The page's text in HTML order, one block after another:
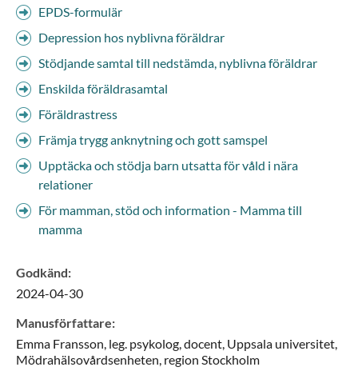
EPDS-formulär
Depression hos nyblivna föräldrar
Stödjande samtal till nedstämda, nyblivna föräldrar
Enskilda föräldrasamtal
Föräldrastress
Främja trygg anknytning och gott samspel
Upptäcka och stödja barn utsatta för våld i nära
relationer
För mamman, stöd och information - Mamma till
mamma
Godkänd:
2024-04-30
Manusförfattare:
Emma Fransson, leg. psykolog, docent, Uppsala universitet,
Mödrahälsovårdsenheten, region Stockholm